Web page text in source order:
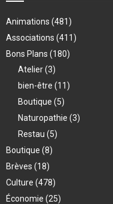
Animations (481)
Associations (411)
Bons Plans (180)
Atelier(3)
bien-être (11)
Boutique (5)
Naturopathie (3)
Restau (5)
Boutique (8)
Brèves (18)
Culture (478)
Économie (25)